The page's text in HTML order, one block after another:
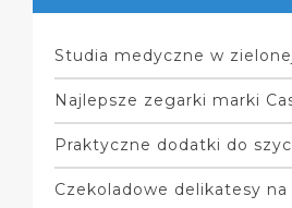
Studia medyczne w
Najlepsze zegarki marki
Praktyczne dodatki do
Czekoladowe delikatesy na